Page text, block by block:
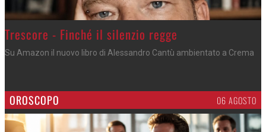
Trescore - Finché il silenzio regge
Su Amazon il nuovo libro di Alessandro Cantù ambientato a Crema
OROSCOPO 06 AGOSTO